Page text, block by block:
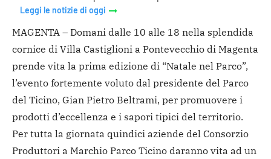
Leggi le notizie di oggi
MAGENTA – Domani dalle 10 alle 18 nella splendida
cornice di Villa Castiglioni a Pontevecchio di Magenta
prende vita la prima edizione di “Natale nel Parco”,
l’evento fortemente voluto dal presidente del Parco
del Ticino, Gian Pietro Beltrami, per promuovere i
prodotti d’eccellenza e i sapori tipici del territorio.
Per tutta la giornata quindici aziende del Consorzio
Produttori a Marchio Parco Ticino daranno vita ad un